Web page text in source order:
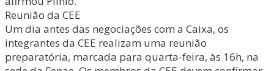
Reunião da CEE
Um dia antes das negociações com a Caixa, os
integrantes da CEE realizam uma reunião
preparatória, marcada para quarta-feira, às 16h, na